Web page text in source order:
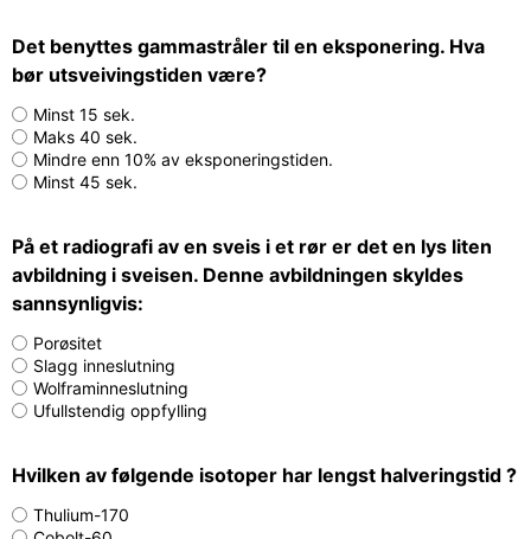
Det benyttes gammastråler til en eksponering. Hva
bør utsveivingstiden være?
Minst 15 sek.
Maks 40 sek.
Mindre enn 10% av eksponeringstiden.
Minst 45 sek.
På et radiografi av en sveis i et rør er det en lys liten
avbildning i sveisen. Denne avbildningen skyldes
sannsynligvis:
Porøsitet
Slagg inneslutning
Wolframinneslutning
Ufullstendig oppfylling
Hvilken av følgende isotoper har lengst halveringstid ?
Thulium-170